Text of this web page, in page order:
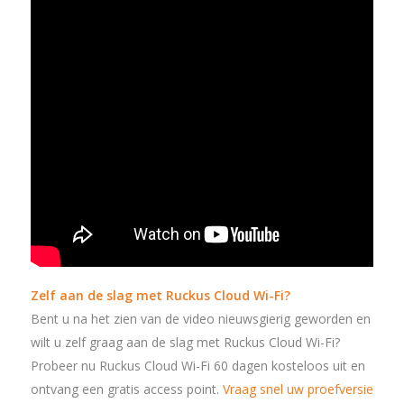
Zelf aan de slag met Ruckus Cloud Wi-Fi?
Bent u na het zien van de video nieuwsgierig geworden en
wilt u zelf graag aan de slag met Ruckus Cloud Wi-Fi?
Probeer nu Ruckus Cloud Wi-Fi 60 dagen kosteloos uit en
ontvang een gratis access point. Vraag snel uw proefversie